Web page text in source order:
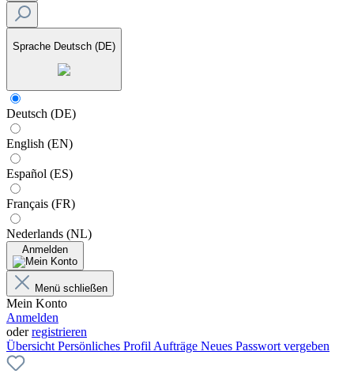
Sprache Deutsch (DE)
Deutsch (DE)
English (EN)
Español (ES)
Français (FR)
Nederlands (NL)
Anmelden
Menü schließen
Mein Konto
Anmelden
oderregistrieren
Übersicht Persönliches Profil Aufträge Neues Passwort vergeben